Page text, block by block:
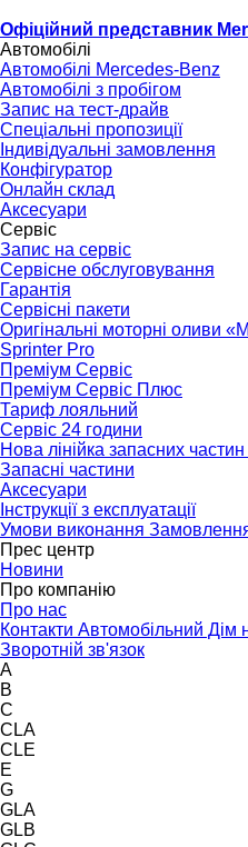
Офіційний представник
Автомобілі
Автомобілі Mercedes-Benz
Автомобілі з пробігом
Запис на тест-драйв
Спеціальні пропозиції
Індивідуальні замовлення
Конфігуратор
Онлайн склад
Аксесуари
Сервіс
Запис на сервіс
Сервісне обслуговування
Гарантія
Сервісні пакети
Оригінальні моторні оливи
Sprinter Pro
Преміум Сервіс
Преміум Сервіс Плюс
Тариф лояльний
Сервіс 24 години
Нова лінійка запасних
Запасні частини
Аксесуари
Інструкції з експлуатації
Умови виконання
Прес центр
Новини
Про компанію
Про нас
Контакти Автомобільний Дім
Зворотній зв'язок
A
B
C
CLA
CLE
E
G
GLA
GLB